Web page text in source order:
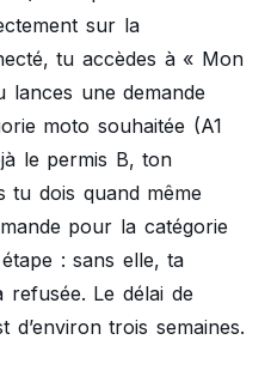
sur la
tu accèdes à « Mon
une demande
moto souhaitée (A1
le permis B, ton
tu dois quand même
pour la catégorie
: sans elle, ta
refusée. Le délai de
d’environ trois semaines.